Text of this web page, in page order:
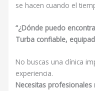
se hacen cuando el
“¿Dónde puedo
Turba confiable,
No buscas una clínica
experiencia.
Necesitas